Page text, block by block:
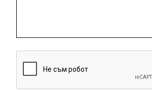
Ивелин Михайлов
здравеопазване